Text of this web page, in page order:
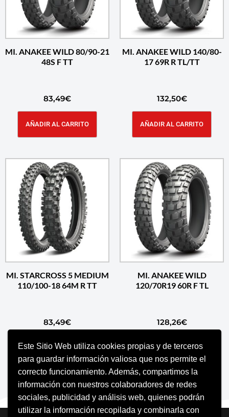
Este Sitio Web utiliza cookies propias y de terceros
para guardar información valiosa que nos permite el
correcto funcionamiento. Además, compartimos la
información con nuestros colaboradores de redes
sociales, publicidad y análisis web, quienes podrán
utilizar la información recopilada y combinarla con
MI. ANAKEE WILD 80/90-21
48S F TT
83,49€
AÑADIR AL CARRITO
MI. ANAKEE WILD 140/80-
17 69R R TL/TT
132,50€
AÑADIR AL CARRITO
MI. STARCROSS 5 MEDIUM
110/100-18 64M R TT
83,49€
AÑADIR AL CARRITO
MI. ANAKEE WILD
120/70R19 60R F TL
128,26€
AÑADIR AL CARRITO